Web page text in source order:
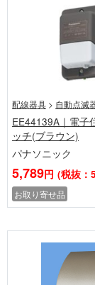
配線器具 > 自動点滅
EE44139A｜電子
ッチ(ブラウン)
パナソニック
5,789円 (税抜：
お取り寄せ品